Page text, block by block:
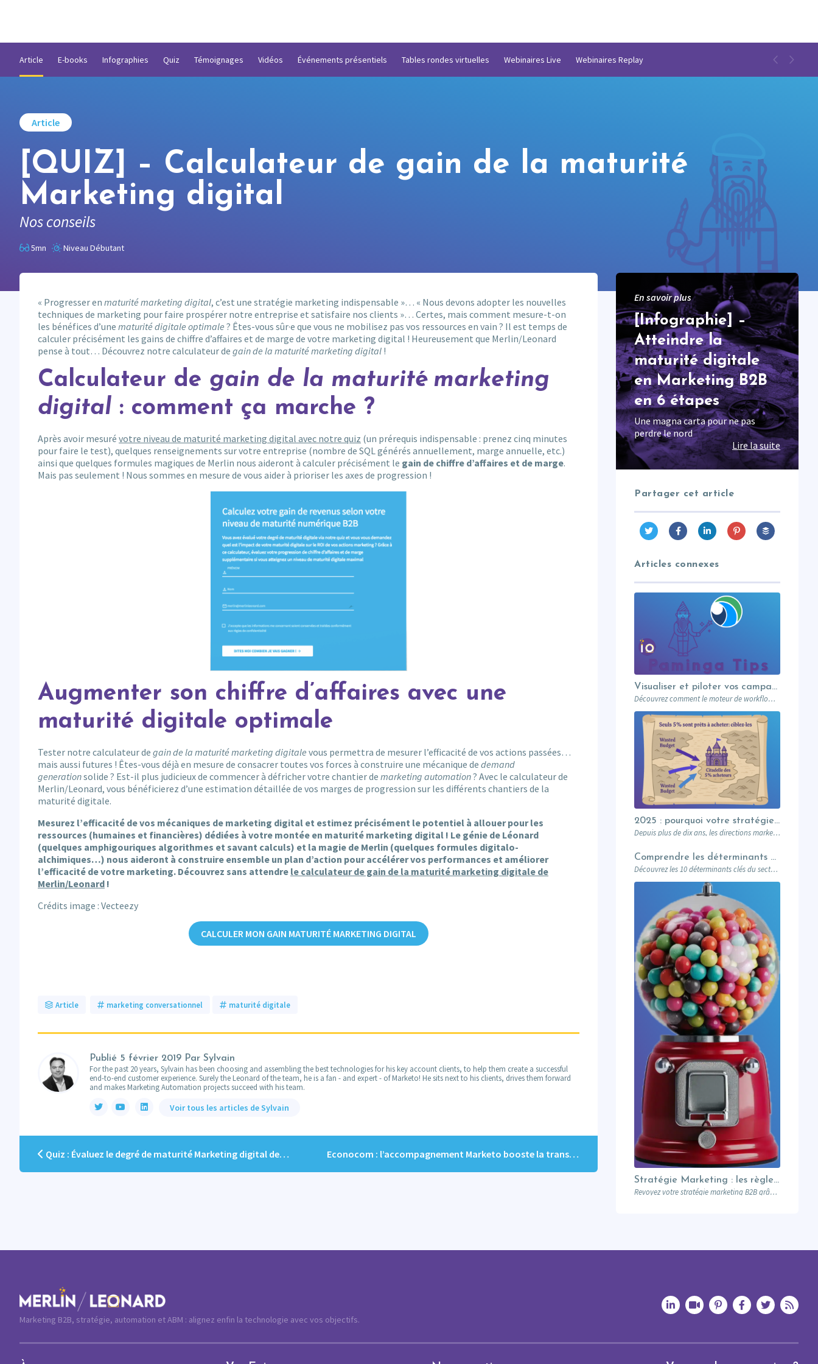
Article E-books Infographies Quiz Témoignages Vidéos Événements présentiels Tables rondes virtuelles Webinaires Live Webinaires Replay
Article
[QUIZ] – Calculateur de gain de la maturité
Marketing digital
Nos conseils
5mn Niveau Débutant
« Progresser en maturité marketing digital, c’est une stratégie marketing indispensable »… « Nous devons adopter les nouvelles
techniques de marketing pour faire prospérer notre entreprise et satisfaire nos clients »… Certes, mais comment mesure-t-on
les bénéfices d’une maturité digitale optimale ? Êtes-vous sûr·e que vous ne mobilisez pas vos ressources en vain ? Il est temps de
calculer précisément les gains de chiffre d’affaires et de marge de votre marketing digital ! Heureusement que Merlin/Leonard
pense à tout… Découvrez notre calculateur de gain de la maturité marketing digital !
Calculateur de gain de la maturité marketing
digital : comment ça marche ?
Après avoir mesuré votre niveau de maturité marketing digital avec notre quiz (un prérequis indispensable : prenez cinq minutes
pour faire le test), quelques renseignements sur votre entreprise (nombre de SQL générés annuellement, marge annuelle, etc.)
ainsi que quelques formules magiques de Merlin nous aideront à calculer précisément le gain de chiffre d’affaires et de marge.
Mais pas seulement ! Nous sommes en mesure de vous aider à prioriser les axes de progression !
Augmenter son chiffre d’affaires avec une
maturité digitale optimale
Tester notre calculateur de gain de la maturité marketing digitale vous permettra de mesurer l’efficacité de vos actions passées…
mais aussi futures ! Êtes-vous déjà en mesure de consacrer toutes vos forces à construire une mécanique de demand
generationsolide ? Est-il plus judicieux de commencer à défricher votre chantier de marketing automation? Avec le calculateur de
Merlin/Leonard, vous bénéficierez d’une estimation détaillée de vos marges de progression sur les différents chantiers de la
maturité digitale.
Mesurez l’efficacité de vos mécaniques de marketing digital et estimez précisément le potentiel à allouer pour les
ressources (humaines et financières) dédiées à votre montée en maturité marketing digital ! Le génie de Léonard
(quelques amphigouriques algorithmes et savant calculs) et la magie de Merlin (quelques formules digitalo-
alchimiques…) nous aideront à construire ensemble un plan d’action pour accélérer vos performances et améliorer
l’efficacité de votre marketing. Découvrez sans attendre le calculateur de gain de la maturité marketing digitale de
Merlin/Leonard !
Crédits image : Vecteezy
CALCULER MON GAIN MATURITÉ MARKETING DIGITAL
Article marketing conversationnel maturité digitale
Publié 5 février 2019 Par Sylvain
For the past 20 years, Sylvain has been choosing and assembling the best technologies for his key account clients, to help them create a successful
end-to-end customer experience. Surely the Leonard of the team, he is a fan - and expert - of Marketo! He sits next to his clients, drives them forward
and makes Marketing Automation projects succeed with his team.
Voir tous les articles de Sylvain
Quiz : Évaluez le degré de maturité Marketing digital de votre entreprise Econocom : l’accompagnement Marketo booste la transformation digitale
En savoir plus
[Infographie] –
Atteindre la
maturité digitale
en Marketing B2B
en 6 étapes
Une magna carta pour ne pas
perdre le nord
Lire la suite
Partager cet article
Articles connexes
Visualiser et piloter vos campagnes avec les workflows graphiques Paminga.
Découvrez comment le moteur de workflows graphiques de Paminga vous permet de visualiser toute la logique de vos campagnes en un seul coup d’œil — branches conditionnelles, AB tests, waits et intégration Salesforce.
2025 : pourquoi votre stratégie de lead gen ne suffit plus (et comment l’Account-Based Marketing peut relancer vos performances)
Depuis plus de dix ans, les directions marketing B2B ont investi dans des plateformes…
Comprendre les déterminants du secteur de l’éducation et leurs impacts sur le marketing
Découvrez les 10 déterminants clés du secteur de l’éducation et leur impact sur le marketing : attentes des prospects, innovations digitales, impact sociétal, et stratégies pour des campagnes réussies. Un guide complet pour les professionnels du marketing éducatif.
Stratégie Marketing : les règles du Nouveau Manuel B2B selon Jon Miller
Revoyez votre stratégie marketing B2B grâce aux nouvelles règles établies par Jon Miller. Apprenez des erreurs du passé pour réussir dans un marché en constante évolution.
Marketing B2B, stratégie, automation et ABM : alignez enfin la technologie avec vos objectifs.